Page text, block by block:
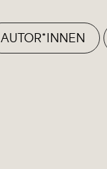
AUTOR*INNEN